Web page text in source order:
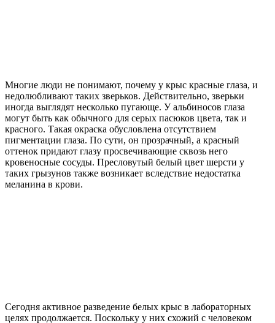
Многие люди не понимают, почему у крыс красные глаза, и
недолюбливают таких зверьков. Действительно, зверьки
иногда выглядят несколько пугающе. У альбиносов глаза
могут быть как обычного для серых пасюков цвета, так и
красного. Такая окраска обусловлена отсутствием
пигментации глаза. По сути, он прозрачный, а красный
оттенок придают глазу просвечивающие сквозь него
кровеносные сосуды. Пресловутый белый цвет шерсти у
таких грызунов также возникает вследствие недостатка
меланина в крови.
Сегодня активное разведение белых крыс в лабораторных
целях продолжается. Поскольку у них схожий с человеком